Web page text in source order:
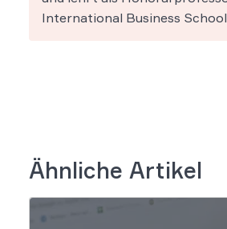
International Business
Ähnliche Artikel